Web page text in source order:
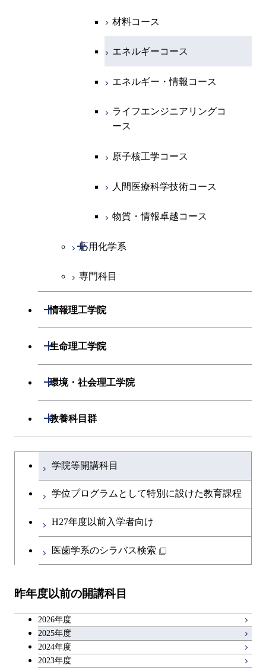
エネルギーコース
エネルギー・情報コース
エンジニアリングデザイン
コース
人間医療科学技術コース
システム制御コース
エンジニアリングデザイン
人間医療科学技術コース
電気電子系
電気電子コース
エネルギーコース
エネルギー・情報コース
ース
原子核工学コース
人間医療科学技術コース
物質・情報卓越コース
情報通信系
情報通信コース
エンジニアリングデザイン
ライフエンジニアリングコ
人間医療科学技術コース
経営工学コース
コース
専門科目
材料コース
エネルギーコース
エネルギー・情報コース
ライフエンジニアリングコ
ース
原子核工学コース
人間医療科学技術コース
物質・情報卓越コース
応用化学系
開閉
応用化学コース
ライフエンジニアリングコ
ース
人間医療科学技術コース
物質・情報卓越コース
専門科目
情報理工学院
開閉
数理・計算科学系
開閉
知能情報コース
情報工学コース
知能情報コース
エネルギー・情報コース
人間医療科学技術コース
物質・情報卓越コース
専門科目
生命理工学院
開閉
生命理工学系
開閉
ライフエンジニアリングコ
ース
地球生命コース
物質・情報卓越コース
環境・社会理工学院
開閉
建築学系
開閉
コース
都市・環境学コース
コース
都市・環境学コース
開閉
エネルギーコース
エネルギー・情報コース
エンジニアリングデザイン
原子核工学コース
社会・人間科学コース
イノベーション科学系
イノベーション科学コース
人間医療科学技術コース
技術経営専門職学位課程
開閉
技術経営専門職学位課程
専門科目
教養科目群
開閉
文系教養科目
英語科目
第二外国語科目
キャリア科目
大学院課程を切り替える
学院等開講科目
学位プログラムとして特別に設けた教育課程
H27年度以前入学者向け
医歯学系のシラバス検索
昨年度以前の開講科目
2026年度
2025年度
2024年度
2023年度